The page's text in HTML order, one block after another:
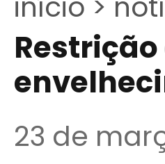
23 de